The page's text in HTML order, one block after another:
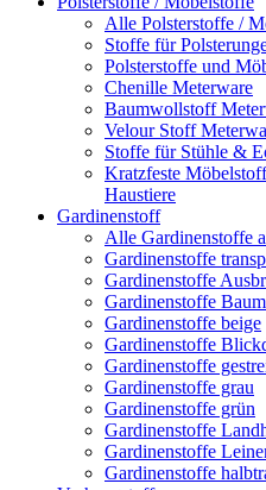
Alle Polsterstoffe /
Stoffe für
Polsterstoffe und
Chenille Meterware
Baumwollstoff
Velour Stoff
Stoffe für Stühle &
Kratzfeste
Haustiere
Gardinenstoff
Alle Gardinenstoffe
Gardinenstoffe
Gardinenstoffe
Gardinenstoffe
Gardinenstoffe beige
Gardinenstoffe
Gardinenstoffe
Gardinenstoffe grau
Gardinenstoffe grün
Gardinenstoffe
Gardinenstoffe
Gardinenstoffe